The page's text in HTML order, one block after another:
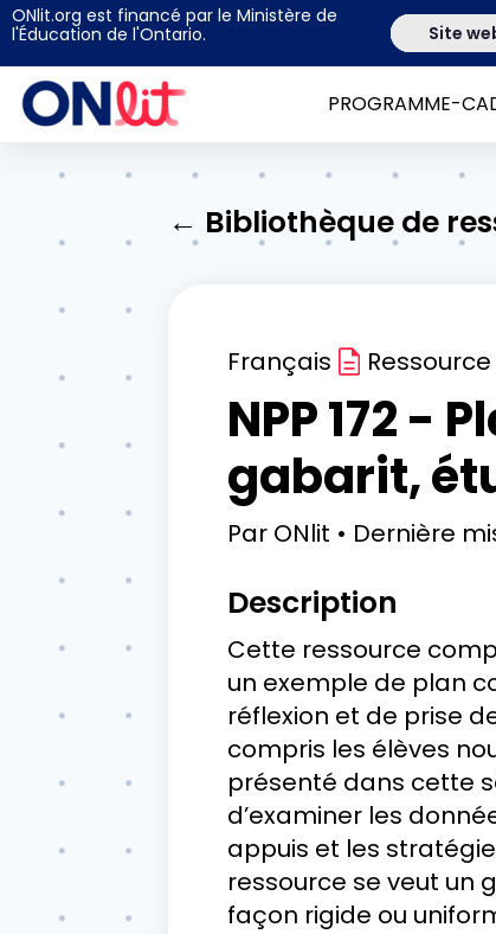
ONlit.org est financé par le Ministère de
l'Éducation de l'Ontario.
Site
PROGRAMME-
← Bibliothèque de
Français
NPP 172 -
gabarit,
Par ONlit Dernière
Description
Cette ressource
un exemple de plan
réflexion et de prise
compris les élèves
présenté dans cette
d’examiner les
appuis et les
ressource se veut un
façon rigide ou